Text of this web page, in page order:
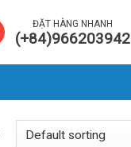
ĐẶT HÀNG NHANH
(+84)966203942